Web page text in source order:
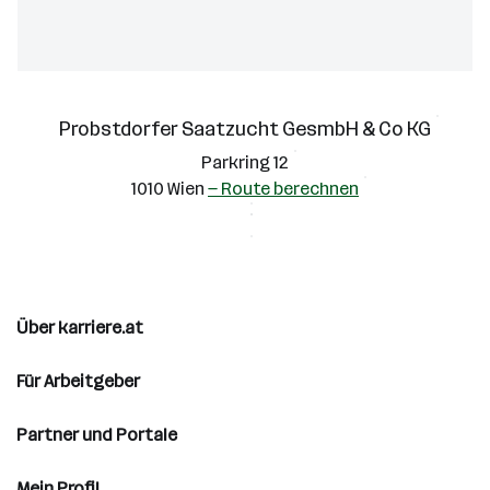
Probstdorfer Saatzucht GesmbH & Co KG
Parkring 12
1010 Wien — Route berechnen
Über karriere.at
Für Arbeitgeber
Partner und Portale